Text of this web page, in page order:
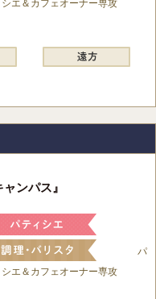
シエ＆カフェオーナー専攻
ンパス』
パ
シエ＆カフェオーナー専攻